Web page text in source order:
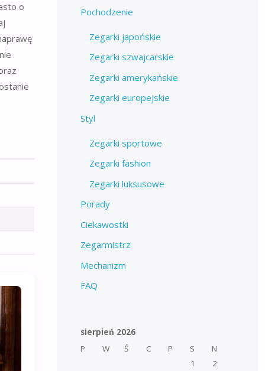
o
Pochodzenie
Zegarki japońskie
Zegarki szwajcarskie
Zegarki amerykańskie
Zegarki europejskie
Styl
Zegarki sportowe
Zegarki fashion
Zegarki luksusowe
Porady
Ciekawostki
Zegarmistrz
Mechanizm
FAQ
sierpień 2026
P
W Ś C P S
N
1
2